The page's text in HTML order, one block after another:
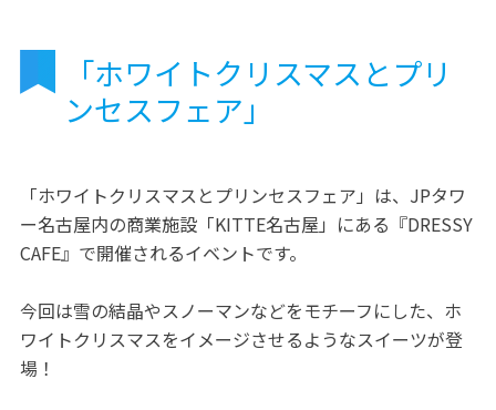
「ホワイトクリスマスとプリ
ンセスフェア」
「ホワイトクリスマスとプリンセスフェア」は、JPタワ
ー名古屋内の商業施設「KITTE名古屋」にある『DRESSY
CAFE』で開催されるイベントです。
今回は雪の結晶やスノーマンなどをモチーフにした、ホ
ワイトクリスマスをイメージさせるようなスイーツが登
場！